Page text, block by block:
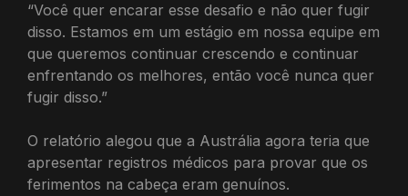
“Você quer encarar esse desafio e não quer fugir
disso. Estamos em um estágio em nossa equipe em
que queremos continuar crescendo e continuar
enfrentando os melhores, então você nunca quer
fugir disso.”
O relatório alegou que a Austrália agora teria que
apresentar registros médicos para provar que os
ferimentos na cabeça eram genuínos.